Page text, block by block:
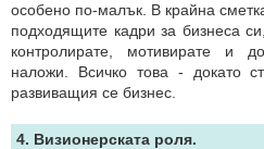
особено по-малък. В крайна
подходящите кадри за бизнеса
контролирате, мотивирате и
наложи. Всичко това - докато
развиващия се бизнес.
4. Визионерската роля.